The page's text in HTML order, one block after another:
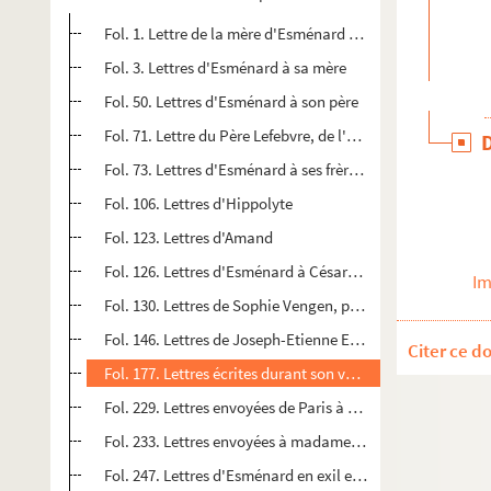
Fol. 1. Lettre de la mère d'Esménard à un cousin
Fol. 3. Lettres d'Esménard à sa mère
Fol. 50. Lettres d'Esménard à son père
Fol. 71. Lettre du Père Lefebvre, de l'Oratoire, à madame
Fol. 73. Lettres d'Esménard à ses frères : à Armand,
Fol. 106. Lettres d'Hippolyte
Fol. 123. Lettres d'Amand
Fol. 126. Lettres d'Esménard à Césarée Esménard, sa
Fol. 130. Lettres de Sophie Vengen, première fiancée
Fol. 146. Lettres de Joseph-Etienne Esménard à sa
Fol. 177. Lettres écrites durant son voyage à Saint-
Fol. 229. Lettres envoyées de Paris à madame Esménard
Fol. 233. Lettres envoyées à madame Esménard au
Fol. 247. Lettres d'Esménard en exil en Italie
Citer ce